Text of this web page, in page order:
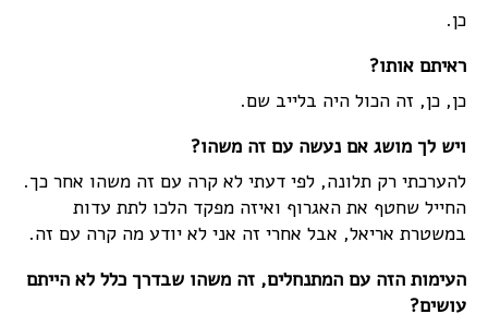
כן.
ראיתם אותו?
כן, כן, זה הכול היה בלייב שם.
ויש לך מושג אם נעשה עם זה משהו?
להערכתי רק תלונה, לפי דעתי לא קרה עם זה משהו אחר כך.
החייל שחטף את האגרוף ואיזה מפקד הלכו לתת עדות
במשטרת אריאל, אבל אחרי זה אני לא יודע מה קרה עם זה.
העימות הזה עם המתנחלים, זה משהו שבדרך כלל לא הייתם
עושים?